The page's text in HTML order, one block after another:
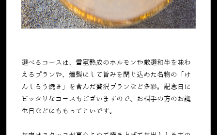
選べるコースは、雪室熟成のホルモンや厳選和牛を味わ
えるプランや、燻製にして旨みを閉じ込めた名物の「け
んしろう焼き」を含んだ贅沢プランなど多彩。記念日に
ピッタリなコースもございますので、お相手の方のお誕
生日などにももってこいです。